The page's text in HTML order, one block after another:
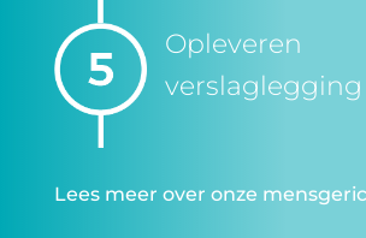
Opleveren
verslaglegging
Lees meer over onze